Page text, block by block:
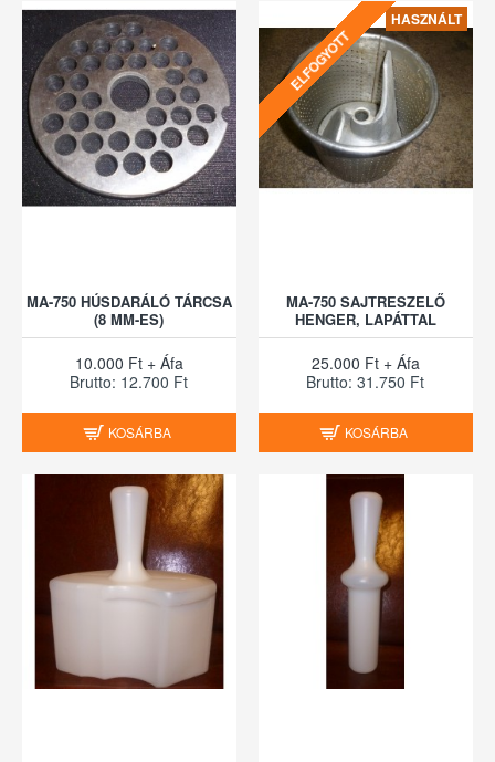
MA-750 HÚSDARÁLÓ TÁRCSA
(8 MM-ES)
10.000 Ft + Áfa
Brutto: 12.700 Ft
KOSÁRBA
HASZNÁLT
ELFOGYOTT
MA-750 SAJTRESZELŐ
HENGER, LAPÁTTAL
25.000 Ft + Áfa
Brutto: 31.750 Ft
KOSÁRBA